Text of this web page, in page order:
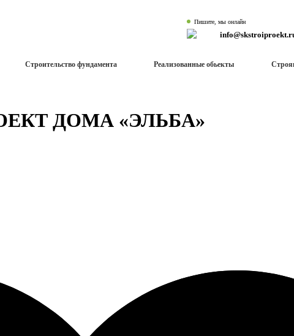
Пишите, мы онлайн
Строительство фундамента Реализованные обьекты
ДОМА «ЭЛЬБА»